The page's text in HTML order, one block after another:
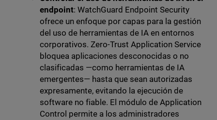
endpoint: WatchGuard Endpoint Security
ofrece un enfoque por capas para la gestión
del uso de herramientas de IA en entornos
corporativos. Zero-Trust Application Service
bloquea aplicaciones desconocidas o no
clasificadas —como herramientas de IA
emergentes— hasta que sean autorizadas
expresamente, evitando la ejecución de
software no fiable. El módulo de Application
Control permite a los administradores